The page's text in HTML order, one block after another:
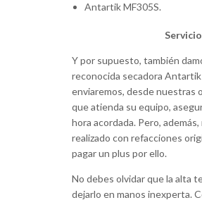
Antartik MF305S.
Y por supuesto, también
reconocida secadora
enviaremos, desde nuestras
que atienda su equipo,
hora acordada. Pero,
realizado con refacciones
pagar un plus por ello.
No debes olvidar que la alta
dejarlo en manos inexperta.